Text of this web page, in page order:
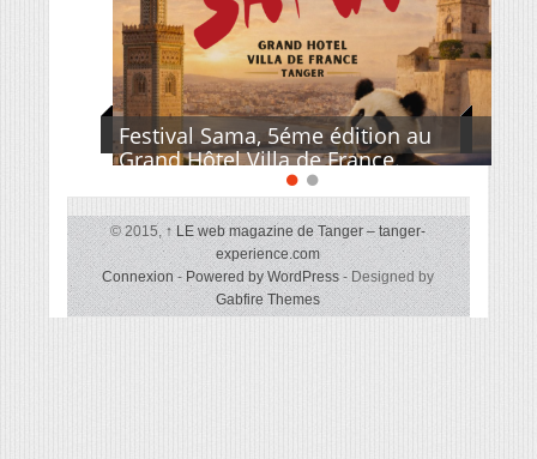
Festival Sama, 5éme édition au
Grand Hôtel Villa de France.
© 2015,↑ LE web magazine de Tanger – tanger-
experience.com
Connexion-Powered by WordPress- Designed by
Gabfire Themes